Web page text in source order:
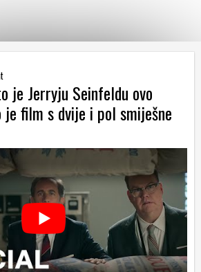
je Jerryju Seinfeldu ovo
film s dvije i pol smiješne